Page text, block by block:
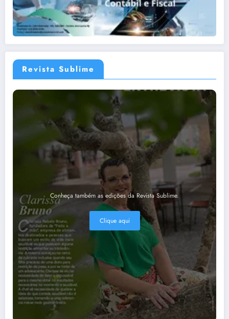
Revista Sublime
Conheça também as edições da Revista Sublime.
Clique aqui